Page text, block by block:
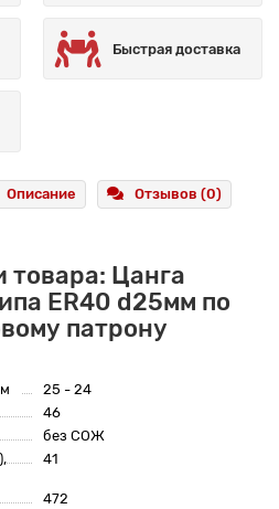
Быстрая доставка
Описание Отзывов (0)
товара: Цанга
ER40 d25мм по
патрону
25 - 24
46
без СОЖ
41
472